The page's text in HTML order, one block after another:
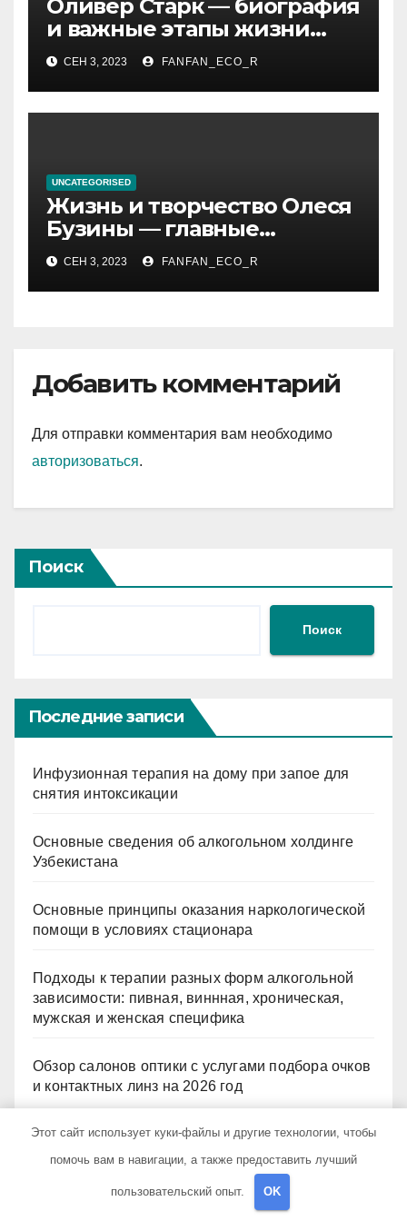
Оливер Старк — биография
и важные этапы жизни
великого миллиардера и
супергероя
СЕН 3, 2023 FANFAN_ECO_R
UNCATEGORISED
Жизнь и творчество Олеся
Бузины — главные
события, достижения и
интересные факты из
личной жизни
СЕН 3, 2023 FANFAN_ECO_R
Добавить комментарий
Для отправки комментария вам необходимо
авторизоваться.
Поиск
Поиск
Последние записи
Инфузионная терапия на дому при запое для
снятия интоксикации
Основные сведения об алкогольном холдинге
Узбекистана
Основные принципы оказания наркологической
помощи в условиях стационара
Подходы к терапии разных форм алкогольной
зависимости: пивная, виннная, хроническая,
мужская и женская специфика
Обзор салонов оптики с услугами подбора очков
и контактных линз на 2026 год
Рубрики
Этот сайт использует куки-файлы и другие технологии, чтобы
помочь вам в навигации, а также предоставить лучший
пользовательский опыт. OK